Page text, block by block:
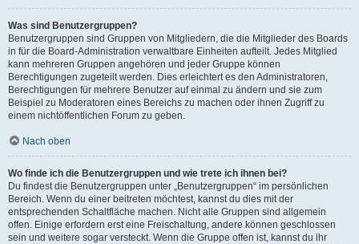
Was sind Benutzergruppen?
Benutzergruppen sind Gruppen von Mitgliedern, die die Mitglieder des Boards
in für die Board-Administration verwaltbare Einheiten aufteilt. Jedes Mitglied
kann mehreren Gruppen angehören und jeder Gruppe können
Berechtigungen zugeteilt werden. Dies erleichtert es den Administratoren,
Berechtigungen für mehrere Benutzer auf einmal zu ändern und sie zum
Beispiel zu Moderatoren eines Bereichs zu machen oder ihnen Zugriff zu
einem nichtöffentlichen Forum zu geben.
Nach oben
Wo finde ich die Benutzergruppen und wie trete ich ihnen bei?
Du findest die Benutzergruppen unter „Benutzergruppen“ im persönlichen
Bereich. Wenn du einer beitreten möchtest, kannst du dies mit der
entsprechenden Schaltfläche machen. Nicht alle Gruppen sind allgemein
offen. Einige erfordern erst eine Freischaltung, andere können geschlossen
sein und weitere sogar versteckt. Wenn die Gruppe offen ist, kannst du ihr